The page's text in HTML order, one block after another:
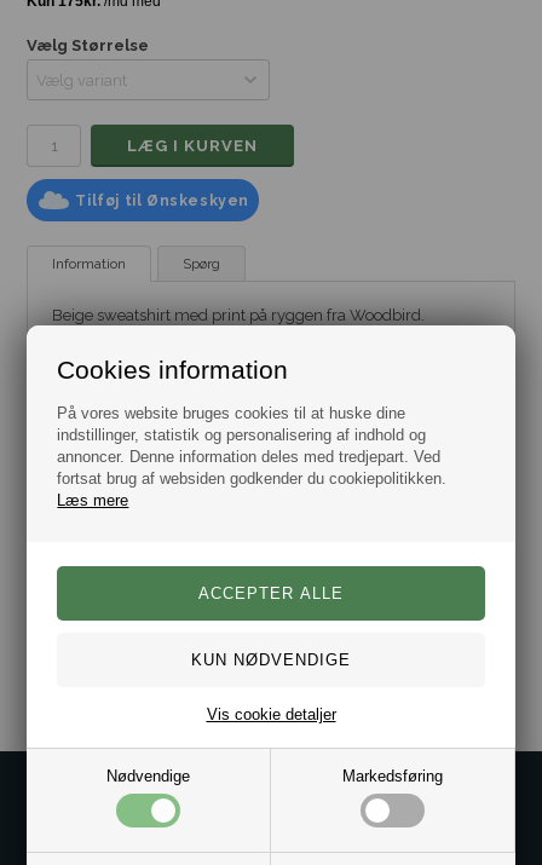
Cookies information
På vores website bruges cookies til at huske dine
indstillinger, statistik og personalisering af indhold og
annoncer. Denne information deles med tredjepart. Ved
fortsat brug af websiden godkender du cookiepolitikken.
Læs mere
Nødvendige Markedsføring
Vis cookie detaljer
Vælg Størrelse
Tilføj til Ønskeskyen
Information Spørg
Beige sweatshirt med print på ryggen fra Woodbird.
Model: Sweatshirt.
Farve: Beige
Materiale: 100% Bomuld (20% Recycled Bomuld)
Størrelse: Flere varianter fra Small til XL